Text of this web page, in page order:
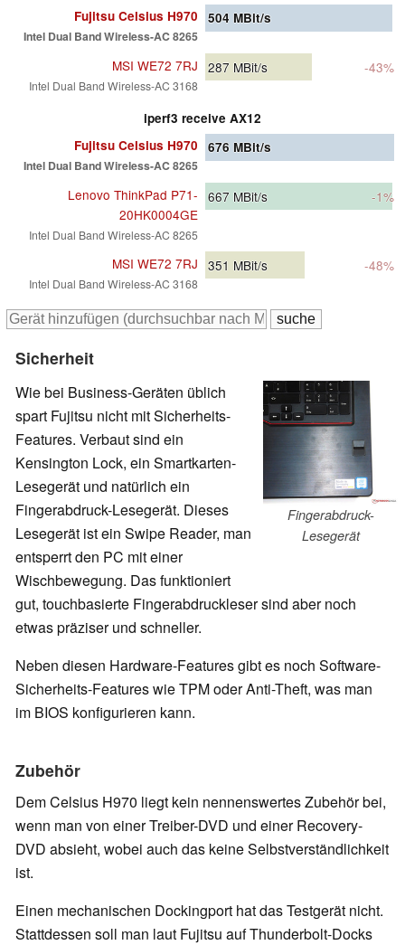
Fujitsu Celsius H970
Intel Dual Band Wireless-AC 8265
504 MBit/s
MSI WE72 7RJ
Intel Dual Band Wireless-AC 3168
287 MBit/s -43%
iperf3 receive AX12
Fujitsu Celsius H970
Intel Dual Band Wireless-AC 8265
676 MBit/s
Lenovo ThinkPad P71-
20HK0004GE
Intel Dual Band Wireless-AC 8265
667 MBit/s -1%
MSI WE72 7RJ
Intel Dual Band Wireless-AC 3168
351 MBit/s -48%
Sicherheit
Fingerabdruck-
Lesegerät
Wie bei Business-Geräten üblich
spart Fujitsu nicht mit Sicherheits-
Features. Verbaut sind ein
Kensington Lock, ein Smartkarten-
Lesegerät und natürlich ein
Fingerabdruck-Lesegerät. Dieses
Lesegerät ist ein Swipe Reader, man
entsperrt den PC mit einer
Wischbewegung. Das funktioniert
gut, touchbasierte Fingerabdruckleser sind aber noch
etwas präziser und schneller.
Neben diesen Hardware-Features gibt es noch Software-
Sicherheits-Features wie TPM oder Anti-Theft, was man
im BIOS konfigurieren kann.
Zubehör
Dem Celsius H970 liegt kein nennenswertes Zubehör bei,
wenn man von einer Treiber-DVD und einer Recovery-
DVD absieht, wobei auch das keine Selbstverständlichkeit
ist.
Einen mechanischen Dockingport hat das Testgerät nicht.
Stattdessen soll man laut Fujitsu auf Thunderbolt-Docks